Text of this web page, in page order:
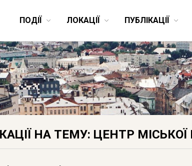
ПОДІЇ ЛОКАЦІЇ ПУБЛІКАЦІЇ
НА ТЕМУ: ЦЕНТР МІСЬКОЇ